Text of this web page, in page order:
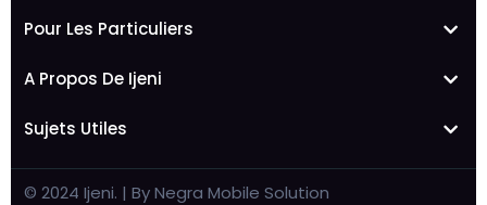
Pour Les Particuliers
A Propos De Ijeni
Sujets Utiles
© 2024 Ijeni. | By Negra Mobile Solution